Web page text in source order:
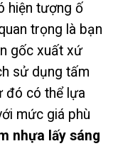
hiện tượng ố
trọng là bạn
gốc xuất xứ
sử dụng tấm
đó có thể lựa
mức giá phù
nhựa lấy sáng